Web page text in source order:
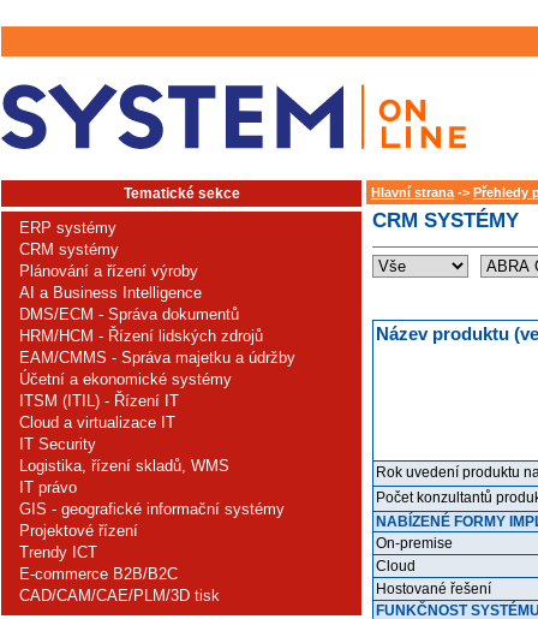
Tematické sekce
ERP systémy
CRM systémy
Plánování a řízení výroby
AI a Business Intelligence
DMS/ECM - Správa dokumentů
HRM/HCM - Řízení lidských zdrojů
EAM/CMMS - Správa majetku a údržby
Účetní a ekonomické systémy
ITSM (ITIL) - Řízení IT
Cloud a virtualizace IT
IT Security
Logistika, řízení skladů, WMS
IT právo
GIS - geografické informační systémy
Projektové řízení
Trendy ICT
E-commerce B2B/B2C
CAD/CAM/CAE/PLM/3D tisk
Hlavní strana -> Přehledy
CRM SYSTÉMY
Název produktu
Rok uvedení produktu
Počet konzultantů
NABÍZENÉ FORMY
On-premise
Cloud
Hostované řešení
FUNKČNOST